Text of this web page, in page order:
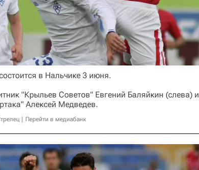
в Нальчике 3 июня.
"Крыльев Советов" Евгений Баляйкин (слева) и
Алексей Медведев.
Перейти в медиабанк